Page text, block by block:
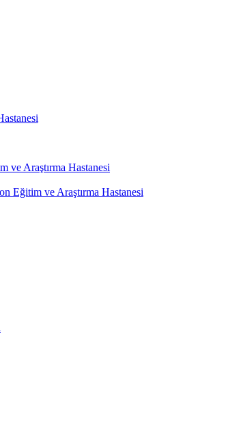
ve Araştırma Hastanesi
Eğitim ve Araştırma Hastanesi